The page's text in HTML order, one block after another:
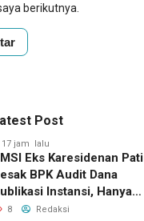
berikutnya.
Post
17 jam lalu
Eks Karesidenan Pati
BPK Audit Dana
Instansi, Hanya
Perusahaan Pers
8 Redaksi